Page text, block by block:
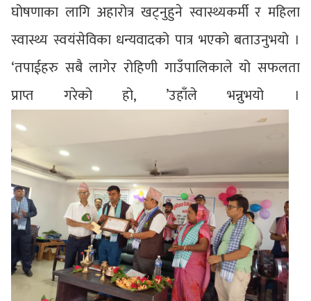
घोषणाका लागि अहारोत्र खट्नुहुने स्वास्थ्यकर्मी र महिला
स्वास्थ्य स्वयंसेविका धन्यवादको पात्र भएको बताउनुभयो ।
‘तपाईहरु सबै लागेर रोहिणी गाउँपालिकाले यो सफलता
प्राप्त गरेको हो, ’उहाँले भन्नुभयो ।